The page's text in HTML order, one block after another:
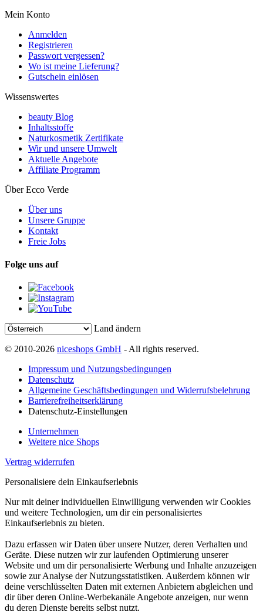
Mein Konto
Anmelden
Registrieren
Passwort vergessen?
Wo ist meine Lieferung?
Gutschein einlösen
Wissenswertes
beauty Blog
Inhaltsstoffe
Naturkosmetik Zertifikate
Wir und unsere Umwelt
Aktuelle Angebote
Affiliate Programm
Über Ecco Verde
Über uns
Unsere Gruppe
Kontakt
Freie Jobs
Folge uns auf
Land ändern
© 2010-2026 niceshops GmbH - All rights reserved.
Impressum und Nutzungsbedingungen
Datenschutz
Allgemeine Geschäftsbedingungen und Widerrufsbelehrung
Barrierefreiheitserklärung
Datenschutz-Einstellungen
Unternehmen
Weitere nice Shops
Vertrag widerrufen
Personalisiere dein Einkaufserlebnis
Nur mit deiner individuellen Einwilligung verwenden wir Cookies
und weitere Technologien, um dir ein personalisiertes
Einkaufserlebnis zu bieten.
Dazu erfassen wir Daten über unsere Nutzer, deren Verhalten und
Geräte. Diese nutzen wir zur laufenden Optimierung unserer
Website und um dir personalisierte Werbung und Inhalte anzuzeigen
sowie zur Analyse der Nutzungsstatistiken. Außerdem können wir
deine verschlüsselten Daten mit externen Anbietern abgleichen und
dir über deren Online-Werbekanäle Angebote anzeigen, nur wenn
du deren Dienste bereits selbst nutzt.